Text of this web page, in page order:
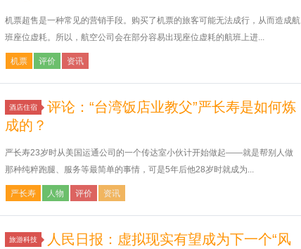
机票超售是一种常见的营销手段。购买了机票的旅客可能无法成行，从而造成航
班座位虚耗。所以，航空公司会在部分容易出现座位虚耗的航班上进...
机票 评价 资讯
酒店住宿
评论：“台湾饭店业教父”严长寿是如何炼
成的？
严长寿23岁时从美国运通公司的一个传达室小伙计开始做起——就是帮别人做
那种纯粹跑腿、服务等最简单的事情，可是5年后他28岁时就成为...
严长寿 人物 评价 资讯
旅游科技
人民日报：虚拟现实有望成为下一个“风